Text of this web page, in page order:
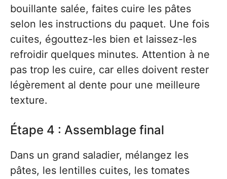
bouillante salée, faites cuire les pâtes
selon les instructions du paquet. Une fois
cuites, égouttez-les bien et laissez-les
refroidir quelques minutes. Attention à ne
pas trop les cuire, car elles doivent rester
légèrement al dente pour une meilleure
texture.
Étape 4 : Assemblage final
Dans un grand saladier, mélangez les
pâtes, les lentilles cuites, les tomates